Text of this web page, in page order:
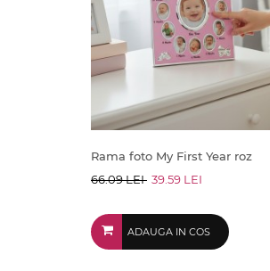
Rama foto My First Year roz
66.09 LEI 39.59 LEI
ADAUGA IN COS